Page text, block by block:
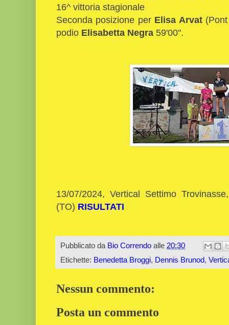
16^ vittoria stagionale
Seconda posizione per Elisa Arvat(Pont
podio Elisabetta Negra 59'00".
13/07/2024, Vertical Settimo
(TO) RISULTATI
Pubblicato da Bio Correndo alle 20:30
Etichette: Benedetta Broggi, Dennis Brunod,
Nessun commento:
Posta un commento